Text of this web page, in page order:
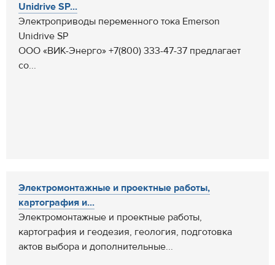
Unidrive SP...
Электроприводы переменного тока Emerson
Unidrive SP
ООО «ВИК-Энерго» +7(800) 333-47-37 предлагает
со...
Электромонтажные и проектные работы,
картография и...
Электромонтажные и проектные работы,
картография и геодезия, геология, подготовка
актов выбора и дополнительные...